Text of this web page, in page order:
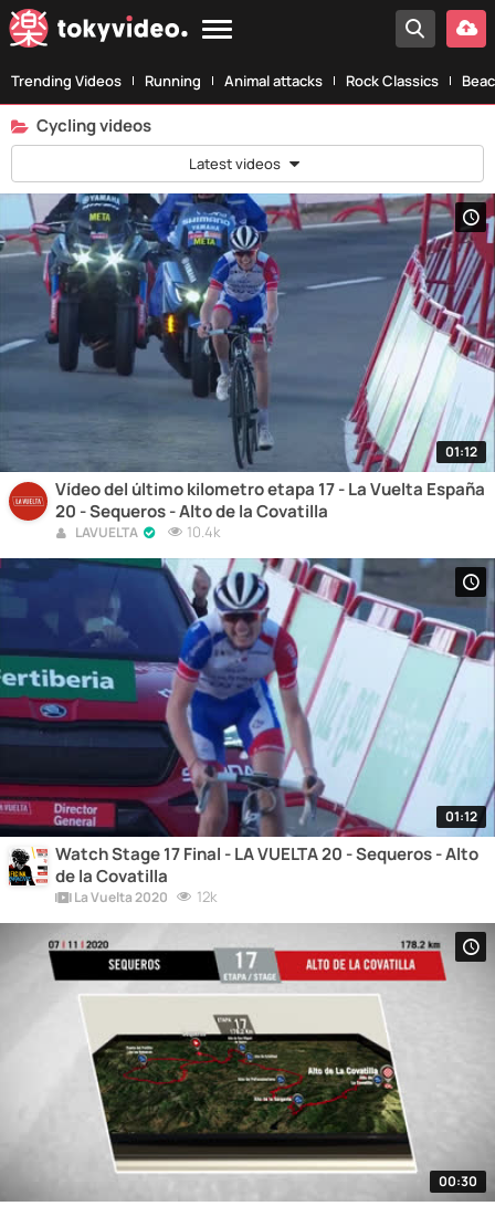
Trending Videos Running Animal attacks Rock Classics
Cycling videos
Latest videos
01:12
Vídeo del último kilometro etapa 17 - La Vuelta España
20 - Sequeros - Alto de la Covatilla
LAVUELTA 10.4k
01:12
Watch Stage 17 Final - LA VUELTA 20 - Sequeros - Alto
de la Covatilla
La Vuelta 2020 12k
00:30